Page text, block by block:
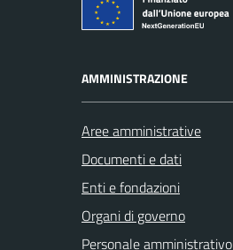
AMMINISTRAZIONE
Aree amministrative
Documenti e dati
Enti e fondazioni
Organi di governo
Personale amministrativo